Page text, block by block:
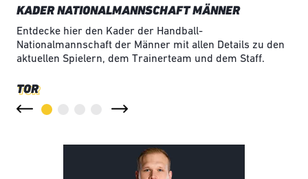
KADER NATIONALMANNSCHAFT MÄNNER
Entdecke hier den Kader der Handball-
Nationalmannschaft der Männer mit allen Details zu den
aktuellen Spielern, dem Trainerteam und dem Staff.
TOR